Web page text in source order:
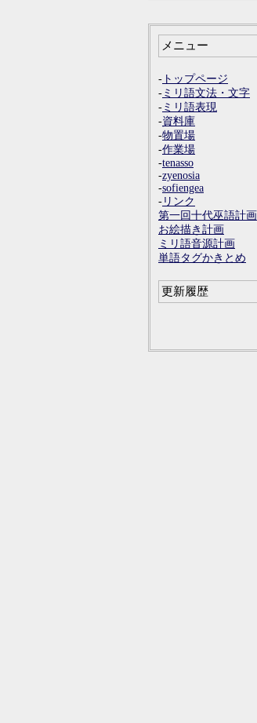
メニュー
- トップページ
- ミリ語文法・文字
- ミリ語表現
-資料庫
-物置場
-作業場
-tenasso
-zyenosia
-sofiengea
- リンク
第一回十代巫語計画
お絵描き計画
ミリ語音源計画
単語タグかきとめ
更新履歴